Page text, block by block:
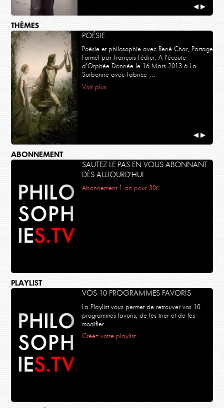
◀ ▶
THÈMES
POÉSIE
Poèsie et philosophie avec René Char, Partage
Formel par François Fédier. A l'écoute
d'Orphée Donnée le 16 Mars 2013 à La
Sorbonne avec Fabrice …
Voir plus
◀ ▶
ABONNEMENT
SAUTEZ LE PAS EN VOUS ABONNANT
DÈS AUJOURD’HUI
Abonnement 1 an pour 30€
PLAYLIST
VOS 10 PROGRAMMES FAVORIS
La Playlist vous permet de retrouver vos 10
programmes favoris, de les trier et de les
modifier.
Créez votre playlist